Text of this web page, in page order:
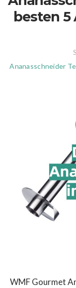
besten 5
Ananasschneider
WMF Gourmet